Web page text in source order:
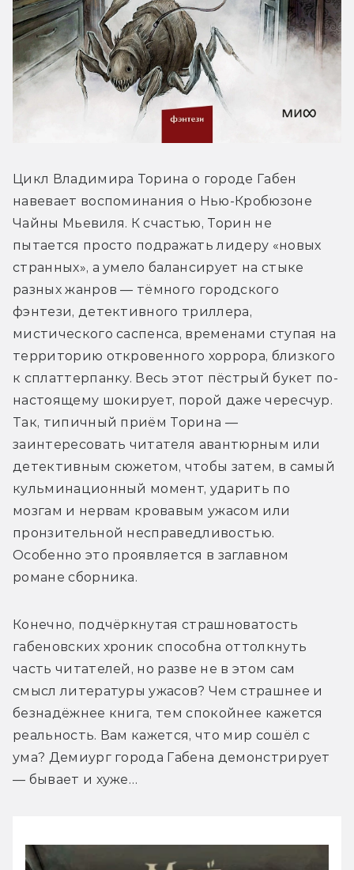
Цикл Владимира Торина о городе Габен
навевает воспоминания о Нью-Кробюзоне
Чайны Мьевиля. К счастью, Торин не
пытается просто подражать лидеру «новых
странных», а умело балансирует на стыке
разных жанров — тёмного городского
фэнтези, детективного триллера,
мистического саспенса, временами ступая на
территорию откровенного хоррора, близкого
к сплаттерпанку. Весь этот пёстрый букет по-
настоящему шокирует, порой даже чересчур.
Так, типичный приём Торина —
заинтересовать читателя авантюрным или
детективным сюжетом, чтобы затем, в самый
кульминационный момент, ударить по
мозгам и нервам кровавым ужасом или
пронзительной несправедливостью.
Особенно это проявляется в заглавном
романе сборника.
Конечно, подчёркнутая страшноватость
габеновских хроник способна оттолкнуть
часть читателей, но разве не в этом сам
смысл литературы ужасов? Чем страшнее и
безнадёжнее книга, тем спокойнее кажется
реальность. Вам кажется, что мир сошёл с
ума? Демиург города Габена демонстрирует
— бывает и хуже…